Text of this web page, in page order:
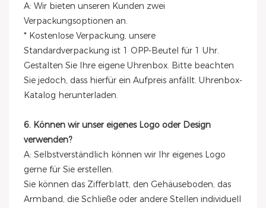
A: Wir bieten unseren Kunden zwei
Verpackungsoptionen an.
* Kostenlose Verpackung, unsere
Standardverpackung ist 1 OPP-Beutel für 1 Uhr.
Gestalten Sie Ihre eigene Uhrenbox. Bitte beachten
Sie jedoch, dass hierfür ein Aufpreis anfällt. Uhrenbox-
Katalog herunterladen.
6. Können wir unser eigenes Logo oder Design
verwenden?
A: Selbstverständlich können wir Ihr eigenes Logo
gerne für Sie erstellen.
Sie können das Zifferblatt, den Gehäuseboden, das
Armband, die Schließe oder andere Stellen individuell